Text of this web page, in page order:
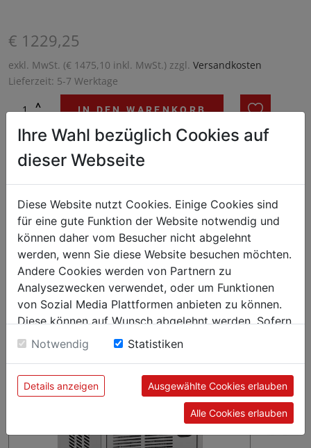
€ 1229,25
exkl. MwSt. (€ 1475,10 inkl. MwSt.) zzgl. Versandkosten
Lieferzeit: 5-7 Werktage
^
^
IN DEN WARENKORB
Effizienter und sparsamer – Die optimierte Eiswürfelbereiter-
Ihre Wahl bezüglich Cookies auf
dieser Webseite
Diese Website nutzt Cookies. Einige Cookies sind
für eine gute Funktion der Website notwendig und
können daher vom Besucher nicht abgelehnt
werden, wenn Sie diese Website besuchen möchten.
Andere Cookies werden von Partnern zu
Analysezwecken verwendet, oder um Funktionen
von Sozial Media Plattformen anbieten zu können.
Diese können auf Wunsch abgelehnt werden. Sofern
sie unsere Webseite weiter nutzen, geben Sie
Einwilligung zu unseren Cookies.
Notwendig Statistiken
Details anzeigen Ausgewählte Cookies erlauben
Alle Cookies erlauben